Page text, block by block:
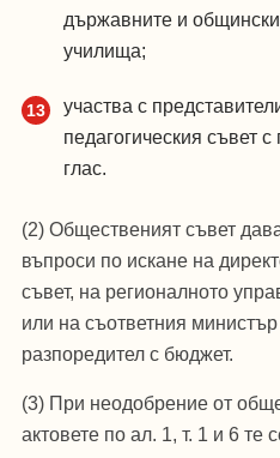
държавните и
училища;
участва с
педагогическия съвет
глас.
(2) Общественият съвет
въпроси по искане на
съвет, на регионалното
или на съответния
разпоредител с бюджет.
(3) При неодобрение от
актовете по ал. 1, т. 1 и 6 те